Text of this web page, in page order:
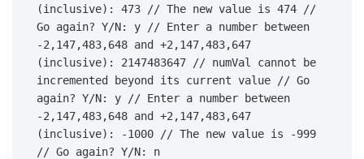
(inclusive): 473 // The new value is 474 //
Go again? Y/N: y // Enter a number between
-2,147,483,648 and +2,147,483,647
(inclusive): 2147483647 // numVal cannot be
incremented beyond its current value // Go
again? Y/N: y // Enter a number between
-2,147,483,648 and +2,147,483,647
(inclusive): -1000 // The new value is -999
// Go again? Y/N: n